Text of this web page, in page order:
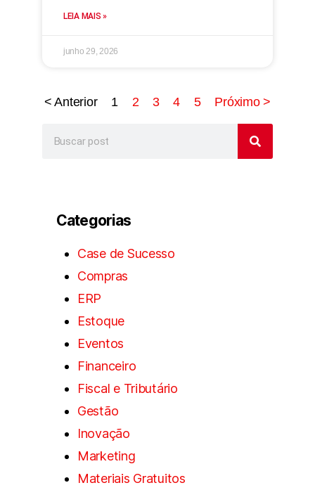
LEIA MAIS »
junho 29, 2026
< Anterior 1 2 3 4 5 Próximo >
Categorias
Case de Sucesso
Compras
ERP
Estoque
Eventos
Financeiro
Fiscal e Tributário
Gestão
Inovação
Marketing
Materiais Gratuitos